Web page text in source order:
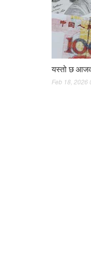
यस्तो छ
Feb 18, 2026